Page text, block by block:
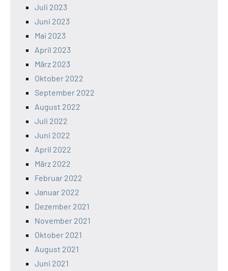
Juli 2023
Juni 2023
Mai 2023
April 2023
März 2023
Oktober 2022
September 2022
August 2022
Juli 2022
Juni 2022
April 2022
März 2022
Februar 2022
Januar 2022
Dezember 2021
November 2021
Oktober 2021
August 2021
Juni 2021